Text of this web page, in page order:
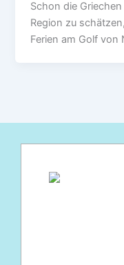
Schon die
Region zu
Ferien am Golf von